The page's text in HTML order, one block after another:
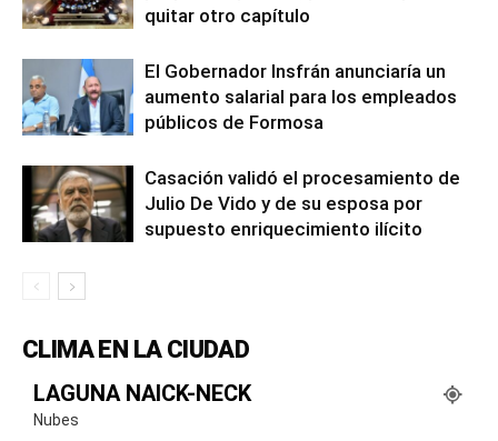
quitar otro capítulo
El Gobernador Insfrán anunciaría un
aumento salarial para los empleados
públicos de Formosa
Casación validó el procesamiento de
Julio De Vido y de su esposa por
supuesto enriquecimiento ilícito
CLIMA EN LA CIUDAD
LAGUNA NAICK-NECK
Nubes